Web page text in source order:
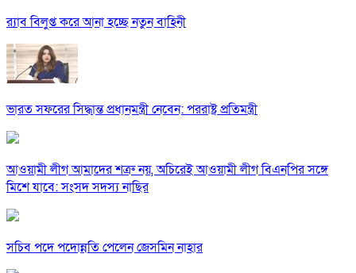
র‍্যাব বিলুপ্ত করে আনা হচ্ছে নতুন বাহিনী
ভারত সফরের সিদ্ধান্ত প্রধানমন্ত্রী নেবেন: পররাষ্ট্র প্রতিমন্ত্রী
আওয়ামী লীগ আমাদের শত্রু নয়, অচিরেই আওয়ামী লীগ বিএনপির সঙ্গে
মিশে যাবে: সংসদ সদস্য নাছির
সচিব পদে পদোন্নতি পেলেন জেসমিন নাহার